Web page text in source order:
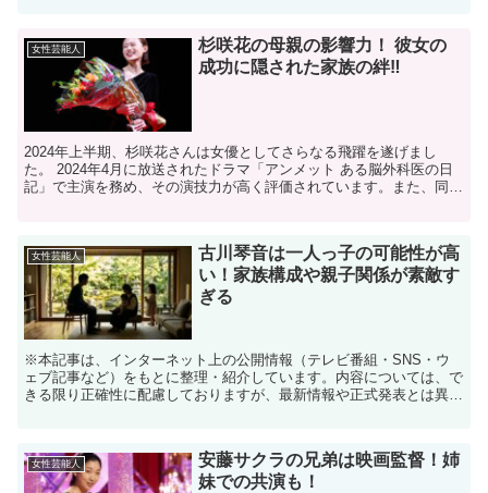
女性芸能人
杉咲花の母親の影響力！ 彼女の
成功に隠された家族の絆‼
2024年上半期、杉咲花さんは女優としてさらなる飛躍を遂げまし
た。 2024年4月に放送されたドラマ「アンメット ある脳外科医の日
記」で主演を務め、その演技力が高く評価されています。また、同年
女性芸能人
古川琴音は一人っ子の可能性が高
い！家族構成や親子関係が素敵す
ぎる
※本記事は、インターネット上の公開情報（テレビ番組・SNS・ウ
ェブ記事など）をもとに整理・紹介しています。内容については、で
きる限り正確性に配慮しておりますが、最新情報や正式発表とは異な
女性芸能人
安藤サクラの兄弟は映画監督！姉
妹での共演も！